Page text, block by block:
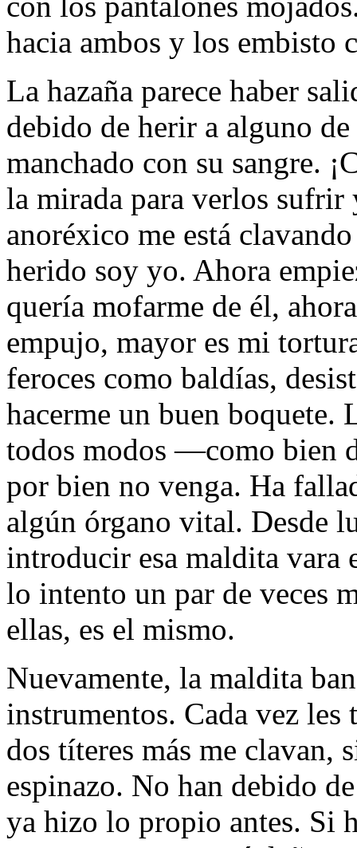
hacia ambos y los embisto
La hazaña parece haber
debido de herir a alguno
manchado con su sangre.
la mirada para verlos sufrir
anoréxico me está
herido soy yo. Ahora
querí­a mofarme de él,
empujo, mayor es mi
feroces como baldí­as,
hacerme un buen boquete.
todos modos —como bien
por bien no venga. Ha
algún órgano vital. Desde
introducir esa maldita vara
lo intento un par de veces
ellas, es el mismo.
Nuevamente, la maldita
instrumentos. Cada vez les
dos tí­teres más me clavan,
espinazo. No han debido
ya hizo lo propio antes. Si